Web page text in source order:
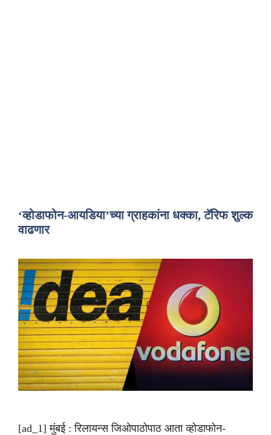
‘व्होडाफोन-आयडिया’च्या ग्राहकांना धक्का, टॅरिफ शुल्क
वाढणार
[ad_1] मुंबई : रिलायन्स जिओपाठोपाठ आता व्होडाफोन-